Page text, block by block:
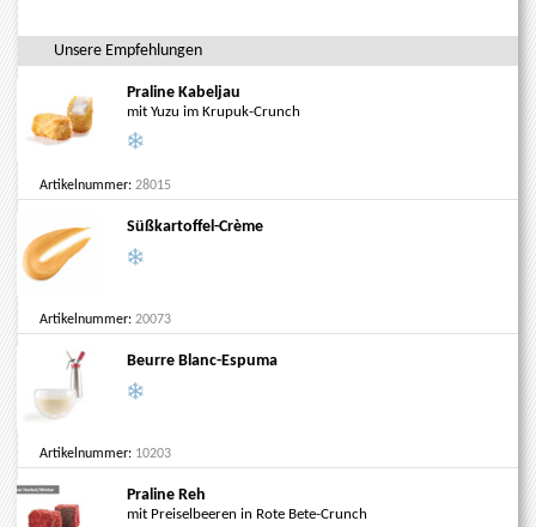
Unsere Empfehlungen
Praline Kabeljau
mit Yuzu im Krupuk-Crunch
Artikelnummer: 28015
Süßkartoffel-Crème
Artikelnummer: 20073
Beurre Blanc-Espuma
Artikelnummer: 10203
Praline Reh
mit Preiselbeeren in Rote Bete-Crunch